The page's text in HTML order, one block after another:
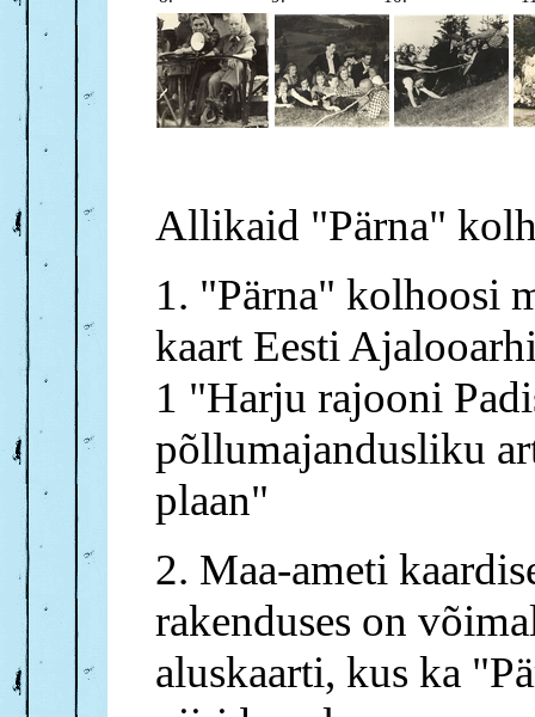
Allikaid "Pärna"
1. "Pärna" kolhoosi
kaart Eesti
1 "Harju rajooni
põllumajandusliku
plaan"
2. Maa-ameti
rakenduses on
aluskaarti, kus ka